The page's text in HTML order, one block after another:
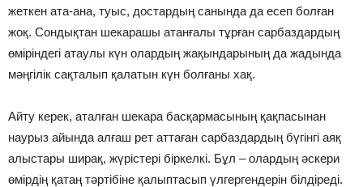
жеткен ата-ана, туыс, достардың санында да есеп болған
жоқ. Сондықтан шекарашы атанғалы тұрған сарбаздардың
өміріндегі атаулы күн олардың жақындарының да жадында
мәңгілік сақталып қалатын күн болғаны хақ.
Айту керек, аталған шекара басқармасының қақпасынан
наурыз айында алғаш рет аттаған сарбаздардың бүгінгі аяқ
алыстары ширақ, жүрістері біркелкі. Бұл – олардың әскери
өмірдің қатаң тәртібіне қалыптасып үлгергендерін білдіреді.